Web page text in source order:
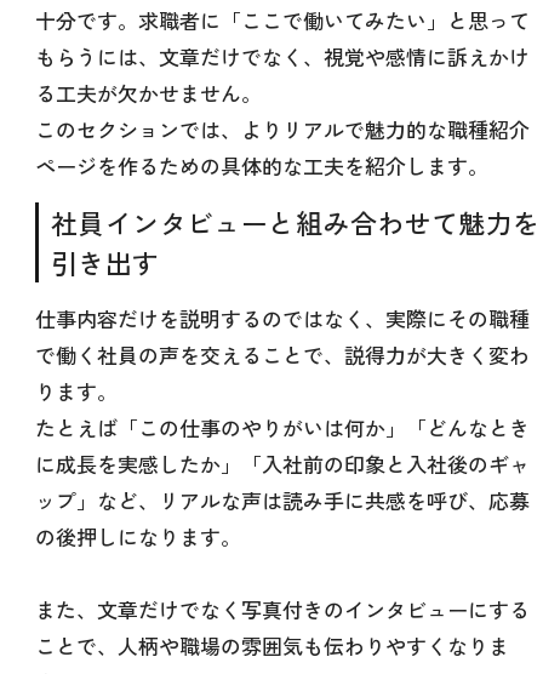
十分です。求職者に「ここで働いてみたい」と思って
もらうには、文章だけでなく、視覚や感情に訴えかけ
る工夫が欠かせません。
このセクションでは、よりリアルで魅力的な職種紹介
ページを作るための具体的な工夫を紹介します。
社員インタビューと組み合わせて魅力を
引き出す
仕事内容だけを説明するのではなく、実際にその職種
で働く社員の声を交えることで、説得力が大きく変わ
ります。
たとえば「この仕事のやりがいは何か」「どんなとき
に成長を実感したか」「入社前の印象と入社後のギャ
ップ」など、リアルな声は読み手に共感を呼び、応募
の後押しになります。
また、文章だけでなく写真付きのインタビューにする
ことで、人柄や職場の雰囲気も伝わりやすくなりま